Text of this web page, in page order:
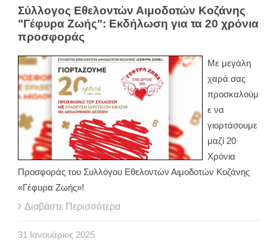
Σύλλογος Εθελοντών Αιμοδοτών Κοζάνης
"Γέφυρα Ζωής": Εκδήλωση για τα 20 χρόνια
προσφοράς
Με μεγάλη
χαρά σας
προσκαλούμ
ε να
γιορτάσουμε
μαζί 20
Χρόνια
Προσφοράς του Συλλόγου Εθελοντών Αιμοδοτών Κοζάνης
«Γέφυρα Ζωής»!
Διαβάστε Περισσότερα
31 Ιανουάριος 2025